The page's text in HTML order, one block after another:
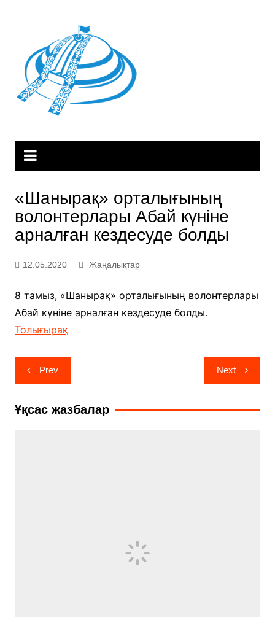
«Шанырақ» орталығының
волонтерлары Абай күніне
арналған кездесуде болды
12.05.2020 Жаңалықтар
8 тамыз, «Шанырақ» орталығының волонтерлары
Абай күніне арналған кездесуде болды.
Толығырақ
Навигация
по
записям
Prev Next
Ұқсас жазбалар